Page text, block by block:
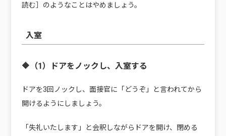
読む］のようなことはやめましょう。
入室
🔶（1）ドアをノックし、入室する
ドアを3回ノックし、面接官に「どうぞ」と言われてから
開けるようにしましょう。
「失礼いたします」と会釈しながらドアを開け、閉める